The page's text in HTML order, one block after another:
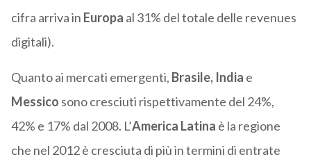
cifra arriva in Europa al 31% del totale delle revenues
digitali).
Quanto ai mercati emergenti, Brasile, India e
Messico sono cresciuti rispettivamente del 24%,
42% e 17% dal 2008. L’America Latina è la regione
che nel 2012 è cresciuta di più in termini di entrate